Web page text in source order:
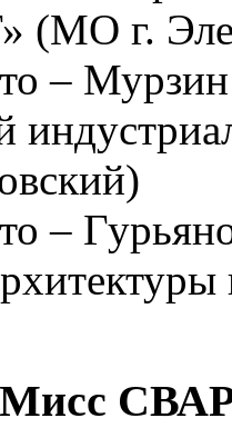
г.
–
–